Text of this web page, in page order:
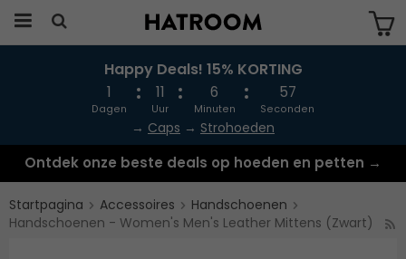
Produkten har blivit tillagd i varukorgen
Happy Deals! 15% KORTING
1
Dagen
11
Uur
6
Minuten
57
Seconden
→ Caps → Strohoeden
Ontdek onze beste deals op hoeden en petten →
Startpagina Accessoires
Handschoenen
Handschoenen - Women's Men's Leather Mittens (Zwart)